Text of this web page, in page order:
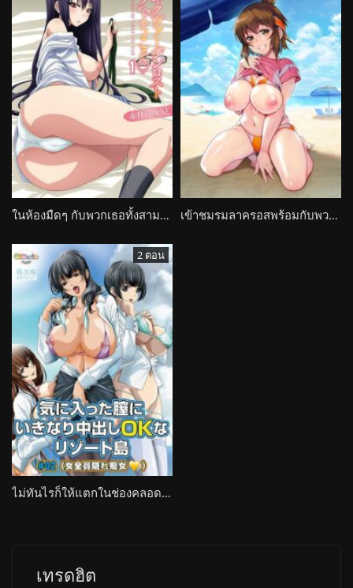
ในห้องมืดๆ กับพวกเธอทั้งสามคน Hinagiku Virgin Lost Club e Youkoso เข้าชมรมลาครอสพร้อมกับพวกเธอทั้ง 5 Joshi Luck!
2 ตอน
ไม่ทันไรก็ให้แตกในช่องคลอดพวกเธอครบทุกคนซะแล้ว Kiniitta Chitsu ni Ikinari Nakadashi OK na Resort-tou
เทรดฮิต